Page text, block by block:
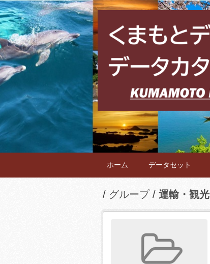
ホーム データセット
グループ 運輸・観光